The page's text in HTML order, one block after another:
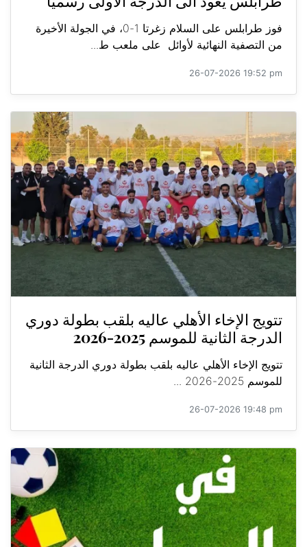
فوز طرابلس على السلام زغرتا 1-0، في الجولة الأخيرة
من التصفية النهائية لأوائل على ملعب ط...
26-07-2026 19:52 pm
تتويج الإخاء الأهلي عاليه بلقب بطولة دوري
الدرجة الثانية للموسم 2025-2026
تتويج الإخاء الأهلي عاليه بلقب بطولة دوري الدرجة الثانية
للموسم 2025-2026 ...
26-07-2026 19:48 pm